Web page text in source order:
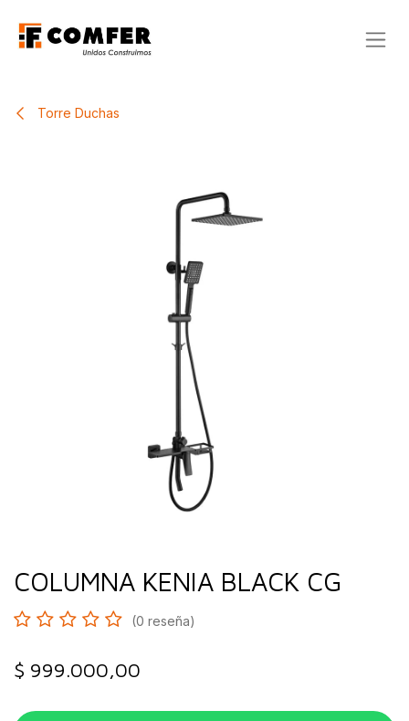
Torre Duchas
COLUMNA KENIA BLACK CG
(0 reseña)
$ 999.000,00